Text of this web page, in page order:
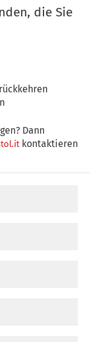
die Sie
Dann
kontaktieren